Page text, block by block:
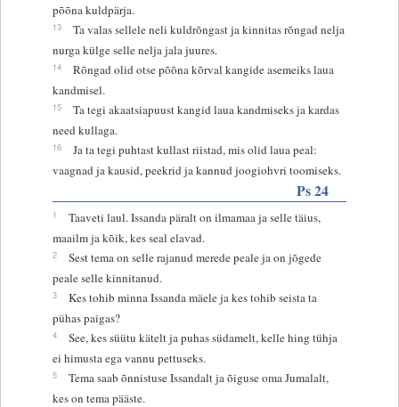
põõna kuldpärja.
13
Ta valas sellele neli kuldrõngast ja kinnitas rõngad nelja
nurga külge selle nelja jala juures.
14
Rõngad olid otse põõna kõrval kangide asemeiks laua
kandmisel.
15
Ta tegi akaatsiapuust kangid laua kandmiseks ja kardas
need kullaga.
16
Ja ta tegi puhtast kullast riistad, mis olid laua peal:
vaagnad ja kausid, peekrid ja kannud joogiohvri toomiseks.
Ps 24
1
Taaveti laul. Issanda päralt on ilmamaa ja selle täius,
maailm ja kõik, kes seal elavad.
2
Sest tema on selle rajanud merede peale ja on jõgede
peale selle kinnitanud.
3
Kes tohib minna Issanda mäele ja kes tohib seista ta
pühas paigas?
4
See, kes süütu kätelt ja puhas südamelt, kelle hing tühja
ei himusta ega vannu pettuseks.
5
Tema saab õnnistuse Issandalt ja õiguse oma Jumalalt,
kes on tema pääste.